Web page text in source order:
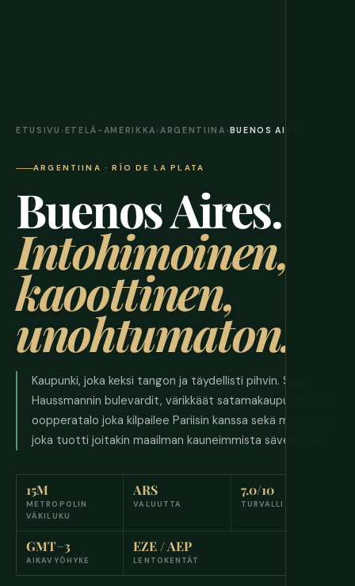
ETUSIVU ›ETELÄ-AMERIKKA ›ARGENTIINA ›BUENOS AIRES
ARGENTIINA · RÍO DE LA PLATA
Buenos Aires.
Intohimoinen,
kaoottinen,
unohtumaton.
Kaupunki, joka keksi tangon ja täydellisti pihvin. Suuret
Haussmannin bulevardit, värikkäät satamakaupunginosat,
oopperatalo joka kilpailee Pariisin kanssa sekä melankolia,
joka tuotti joitakin maailman kauneimmista sävelmistä.
15M
METROPOLIN
VÄKILUKU
ARS
VALUUTTA
7.0/10
TURVALLISUUS
GMT−3
AIKAVYÖHYKE
EZE / AEP
LENTOKENTÄT